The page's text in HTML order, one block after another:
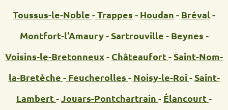
Toussus-le-Noble -Trappes - Houdan - Bréval -
Montfort-l'Amaury- Sartrouville - Beynes -
Voisins-le-Bretonneux- Châteaufort - Saint-Nom-
la-Bretèche -Feucherolles - Noisy-le-Roi- Saint-
Lambert - Jouars-Pontchartrain - Élancourt -